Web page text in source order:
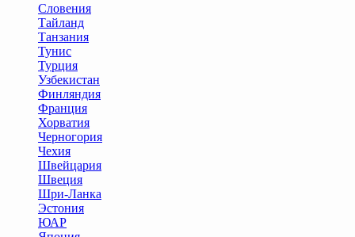
Словения
Тайланд
Танзания
Тунис
Турция
Узбекистан
Финляндия
Франция
Хорватия
Черногория
Чехия
Швейцария
Швеция
Шри-Ланка
Эстония
ЮАР